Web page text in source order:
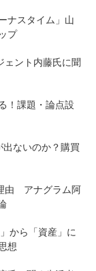
ナスタイム」山
プ
ェント内藤氏に聞
！課題・論点設
ないのか？購買
由 アナグラム阿
から「資産」に
想